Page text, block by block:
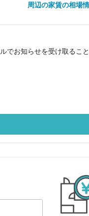
周辺の家賃の相場
でお知らせを受け取るこ